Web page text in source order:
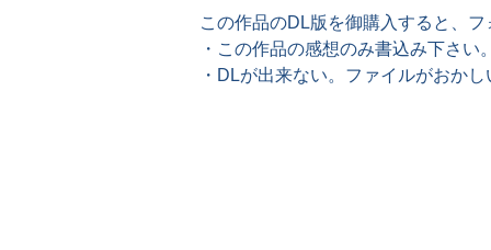
この作品のDL版を御購入すると、
・この作品の感想のみ書込み下さ
・DLが出来ない。ファイルがおか